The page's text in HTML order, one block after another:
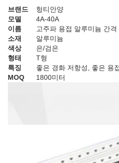
브랜드
헝티안양
모델
4A-40A
이름
고주파 용접 알루미늄 간격
소재
알루미늄
색상
은/검은
형태
T형
특징
좋은 경화 저항성, 좋은 용
MOQ
1800미터